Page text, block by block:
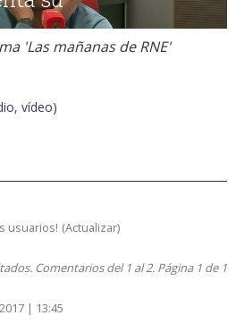
'Las mañanas de RNE'
vídeo)
usuarios! (Actualizar)
Comentarios del 1 al 2. Página 1 de 1
| 13:45